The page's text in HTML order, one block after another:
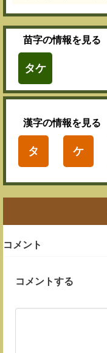
苗字の情報を見る
タケ
漢字の情報を見る
タ ケ
コメント
コメントする